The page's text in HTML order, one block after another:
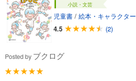
小説・文芸
児童書 / 絵本・キャラクター
4.5
(2)
Posted by ブクログ